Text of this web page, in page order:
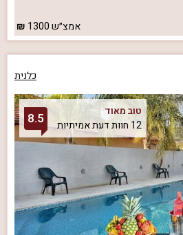
אמצ״ש1300
כלנית
טוב מאוד
12 חוות דעת אמיתיות
8.5